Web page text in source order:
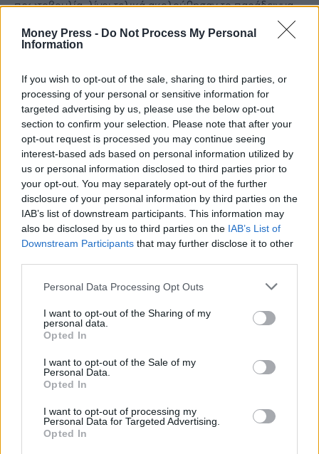
Money Press - Do Not Process My Personal
Information
If you wish to opt-out of the sale, sharing to third parties, or
processing of your personal or sensitive information for
targeted advertising by us, please use the below opt-out
section to confirm your selection. Please note that after your
opt-out request is processed you may continue seeing
interest-based ads based on personal information utilized by
us or personal information disclosed to third parties prior to
your opt-out. You may separately opt-out of the further
disclosure of your personal information by third parties on the
IAB’s list of downstream participants. This information may
also be disclosed by us to third parties on the IAB’s List of
Downstream Participants that may further disclose it to other
Personal Data Processing Opt Outs
I want to opt-out of the Sharing of my
personal data.
Opted In
I want to opt-out of the Sale of my
Personal Data.
Opted In
I want to opt-out of processing my
Personal Data for Targeted Advertising.
Opted In
πρωτοβουλία, λίγοι τελικά ακολούθησαν το παράδειγμα
σε μεγάλη κλίμακα.
Ο απλός τρόπος ζωής του
Παρά τη φήμη και τα δισεκατομμύρια που διαθέτει, ο
Μπάφετ δεν άλλαξε ποτέ ουσιαστικά τον τρόπο ζωής
του.Συνεχίζει να ζει στο σπίτι που αγόρασε πριν από
σχεδόν επτά δεκαετίες, να οδηγεί απλά αυτοκίνητα και να
εργάζεται σε ένα γραφείο χωρίς ιδιαίτερες πολυτέλειες.
Στην καθημερινότητά του διατηρεί μικρές συνήθειες που
θυμίζουν έναν απλό άνθρωπο:πίνει συχνά Cherry Coke
και ξεκινά τη μέρα του με ένα απλό πρωινό από τα
McDonald’s . Ίσως αυτό να αποτελεί και το πραγματικό
μυστικό του «Μάντη της Ομάχα»: πίσω από τη θρυλική
δεν εγκατέλειψε ποτέ την απλότητα και τις παιδικές του
συνήθειες.